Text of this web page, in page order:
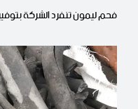
فحم ليمون تنفرد الشركة